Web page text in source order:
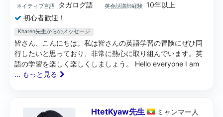
ネイティブ言語 タガログ語 英会話講師経験 10年以上
初心者歓迎！
Kharen先生からのメッセージ
皆さん、こんにちは。私は皆さんの英語学習の冒険にぜひ同
行したいと思っており、非常に熱心に取り組んでいます。英
語の学習を楽しく楽しくしましょう。 Hello everyone I am
... もっと見る
HtetKyaw先生 ミャンマー 人